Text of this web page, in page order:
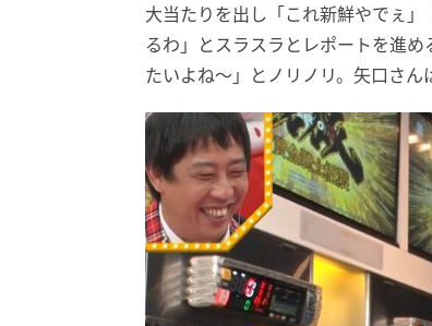
大当たりを出し「これ新鮮やでぇ
るわ」とスラスラとレポートを進
たいよね～」とノリノリ。矢口さん